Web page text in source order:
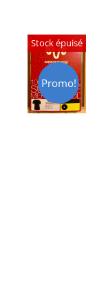
Stock épuisé
Promo!